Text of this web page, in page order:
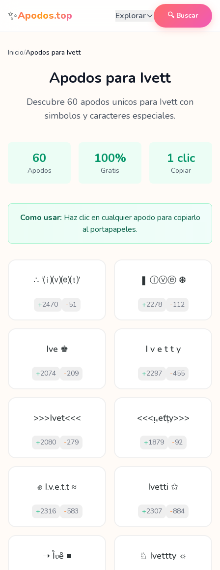
Saltar al contenido
✨Apodos.top Explorar 🔍 Buscar
Inicio/Apodos para Ivett
Apodos para Ivett
Descubre 60 apodos unicos para Ivettcon
simbolos y caracteres especiales.
60
Apodos
100%
Gratis
1 clic
Copiar
Como usar: Haz clic en cualquier apodo para copiarlo
al portapapeles.
∴ ‘⒤⒱⒠⒯’
+2470 -51
❚ Ⓘⓥⓔ ❆
+2278 -112
Ive ♚
+2074 -209
I v e t t y
+2297 -455
>>>Ivet<<<
+2080 -279
<<<ᴉᵥеťțy>>>
+1879 -92
✊ I.v.e.t.t ≈
+2316 -583
Ivetti ✩
+2307 -884
➝ Ȉʋȇ ■ ♘ Ivettty ☼